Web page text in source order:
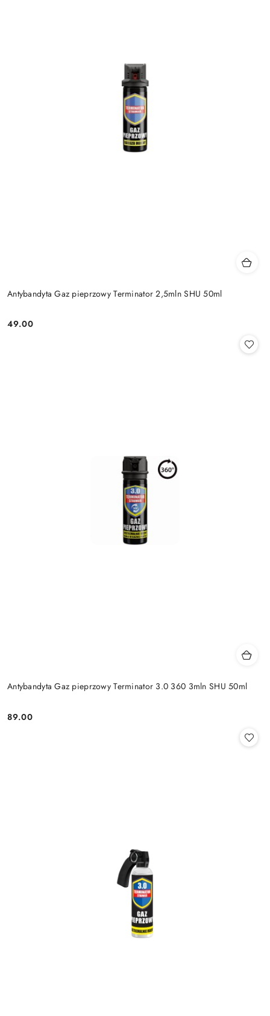
Antybandyta Gaz pieprzowy Terminator 2,5mln SHU 50ml
Cena:
49.00
Antybandyta Gaz pieprzowy Terminator 3.0 360 3mln SHU 50ml
Cena:
89.00